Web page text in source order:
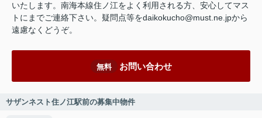
いたします。南海本線住ノ江をよく利用される方、安心してマス
トにまでご連絡下さい。疑問点等をdaikokucho@must.ne.jpから
遠慮なくどうぞ。
無料 お問い合わせ
サザンネスト住ノ江駅前の募集中物件